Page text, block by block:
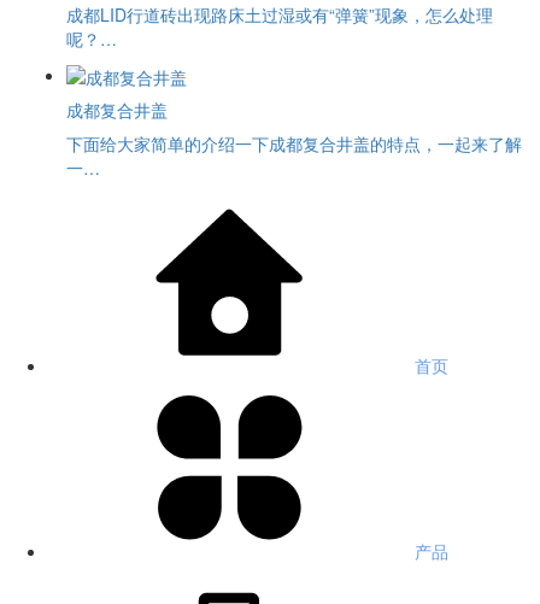
成都LID行道砖出现路床土过湿或有“弹簧”现象，怎么处理
呢？…
成都复合井盖
下面给大家简单的介绍一下成都复合井盖的特点，一起来了解
一…
首页
产品